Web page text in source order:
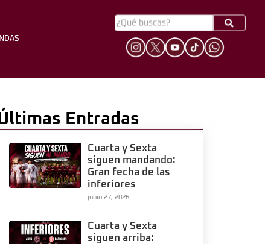
HINCHADA
Entradas
Cuarta y Sexta
siguen mandando:
Gran fecha de las
inferiores
junio 27, 2026
Cuarta y Sexta
siguen arriba: